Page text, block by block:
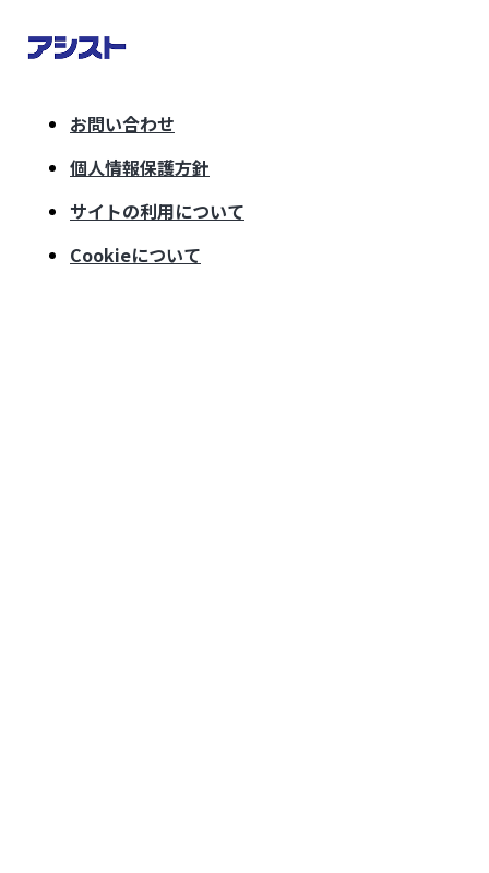
お問い合わせ
個人情報保護方針
サイトの利用について
Cookieについて